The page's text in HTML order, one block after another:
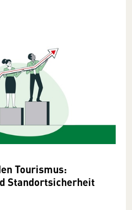
Tourismus:
Standortsicherheit